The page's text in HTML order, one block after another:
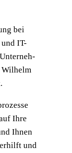
bei
IT-
Wil­helm
Ihre
Ihnen
und